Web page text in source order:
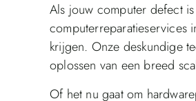
Als jouw computer defect
computerreparatieservices
krijgen. Onze deskundige
oplossen van een breed
Of het nu gaat om